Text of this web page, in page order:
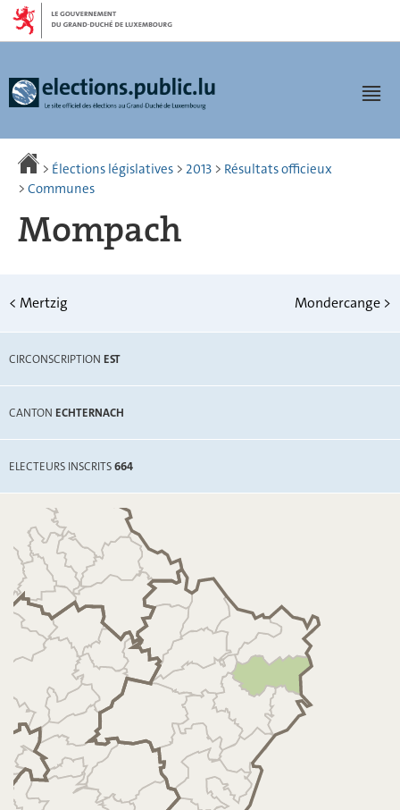
Aller
navigation
Aller
> Élections législatives > 2013 > Résultats officieux
> Communes
Mompach
< Mertzig Mondercange >
CIRCONSCRIPTION EST
CANTON ECHTERNACH
ELECTEURS INSCRITS664